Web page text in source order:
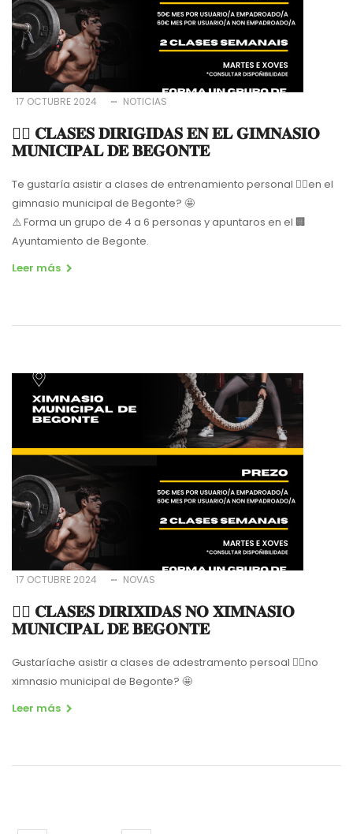
17 OCTUBRE 2024 NOTICIAS
🏋️‍♀️ 𝐂𝐋𝐀𝐒𝐄𝐒 𝐃𝐈𝐑𝐈𝐆𝐈𝐃𝐀𝐒 𝐄𝐍 𝐄𝐋 𝐆𝐈𝐌𝐍𝐀𝐒𝐈𝐎
𝐌𝐔𝐍𝐈𝐂𝐈𝐏𝐀𝐋 𝐃𝐄 𝐁𝐄𝐆𝐎𝐍𝐓𝐄
Te gustaría asistir a clases de entrenamiento personal 🤸‍♀️en el
gimnasio municipal de Begonte? 🤩
⚠️ Forma un grupo de 4 a 6 personas y apuntaros en el 🏢
Ayuntamiento de Begonte.
Leer más
17 OCTUBRE 2024 NOVAS
🏋️‍♀️ 𝐂𝐋𝐀𝐒𝐄𝐒 𝐃𝐈𝐑𝐈𝐗𝐈𝐃𝐀𝐒 𝐍𝐎 𝐗𝐈𝐌𝐍𝐀𝐒𝐈𝐎
𝐌𝐔𝐍𝐈𝐂𝐈𝐏𝐀𝐋 𝐃𝐄 𝐁𝐄𝐆𝐎𝐍𝐓𝐄
Gustaríache asistir a clases de adestramento persoal 🤸‍♀️no
ximnasio municipal de Begonte? 🤩
Leer más